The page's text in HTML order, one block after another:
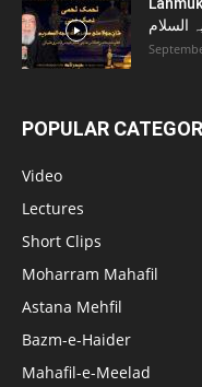
السلام
POPULAR
Video
Lectures
Short Clips
Moharram Mahafil
Astana Mehfil
Bazm-e-Haider
Mahafil-e-Meelad